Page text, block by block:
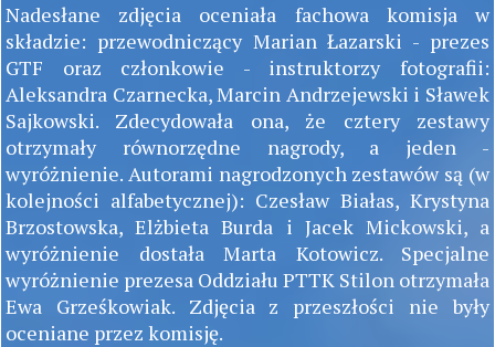
Nadesłane zdjęcia oceniała fachowa komisja w
składzie: przewodniczący Marian Łazarski - prezes
GTF oraz członkowie - instruktorzy fotografii:
Aleksandra Czarnecka, Marcin Andrzejewski i Sławek
Sajkowski. Zdecydowała ona, że cztery zestawy
otrzymały równorzędne nagrody, a jeden -
wyróżnienie. Autorami nagrodzonych zestawów są (w
kolejności alfabetycznej): Czesław Białas, Krystyna
Brzostowska, Elżbieta Burda i Jacek Mickowski, a
wyróżnienie dostała Marta Kotowicz. Specjalne
wyróżnienie prezesa Oddziału PTTK Stilon otrzymała
Ewa Grześkowiak. Zdjęcia z przeszłości nie były
oceniane przez komisję.